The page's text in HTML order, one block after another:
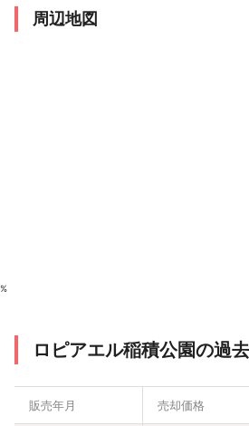
周辺地図
%
ロピアエル稲積公園の過
販売年月 売却価格